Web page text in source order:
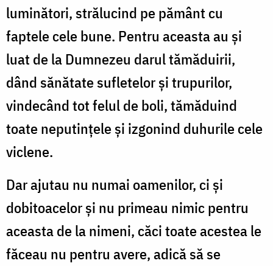
luminători, strălucind pe pământ cu
faptele cele bune. Pentru aceasta au și
luat de la Dumnezeu darul tămăduirii,
dând sănătate sufletelor și trupurilor,
vindecând tot felul de boli, tămăduind
toate neputințele și izgonind duhurile cele
viclene.
Dar ajutau nu numai oamenilor, ci și
dobitoacelor și nu primeau nimic pentru
aceasta de la nimeni, căci toate acestea le
făceau nu pentru avere, adică să se